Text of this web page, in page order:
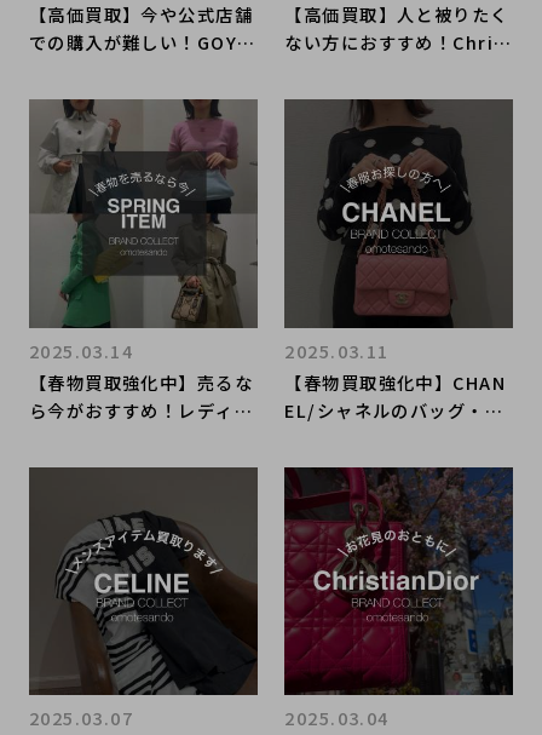
【高価買取】今や公式店舗
での購入が難しい！GOYA
ンドコレクト表参道1号店
にお任せください！
【高価買取】人と被りたく
ない方におすすめ！Chris
ィオールの買取はお任せく
ださい！
【春物買取強化中】売るな
ら今がおすすめ！レディー
ンドコレクト表参道1号店
2025.03.14
【春物買取強化中】CHAN
EL/シャネルのバッグ・お
ドコレクト表参道1号店へ
お任せください！
2025.03.11
2025.03.07
2025.03.04